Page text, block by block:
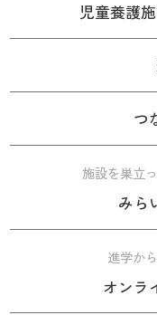
児童養護
つ
施設を巣立
みら
進学か
オンラ